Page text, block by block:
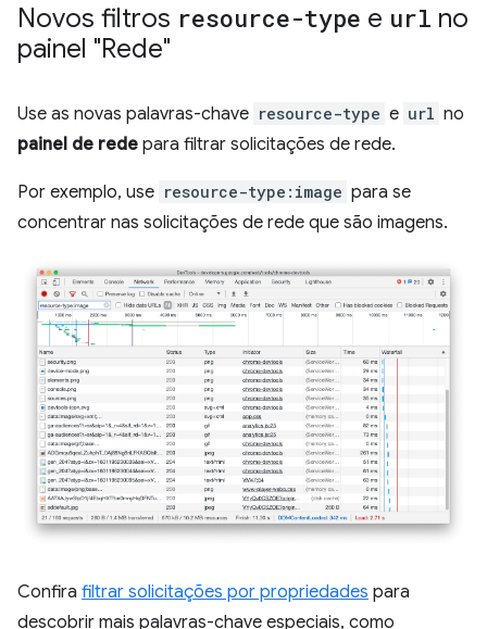
Novos filtros resource-type e url no
painel "Rede"
Use as novas palavras-chave resource-type e url no
painel de rede para filtrar solicitações de rede.
Por exemplo, use resource-type:image para se
concentrar nas solicitações de rede que são imagens.
Confira filtrar solicitações por propriedades para
descobrir mais palavras-chave especiais, como